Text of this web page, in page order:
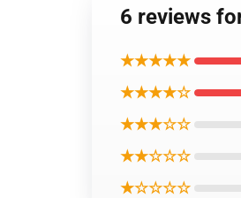
6 reviews
★★★★★
★★★★☆
★★★☆☆
★★☆☆☆
★☆☆☆☆